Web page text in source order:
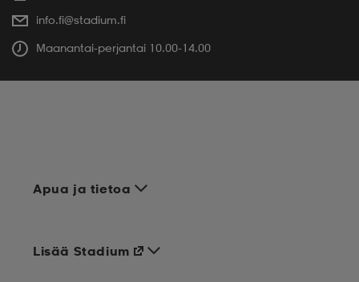
info.fi@stadium.fi
Maanantai-perjantai 10.00-14.00
Apua ja tietoa
Lisää Stadium